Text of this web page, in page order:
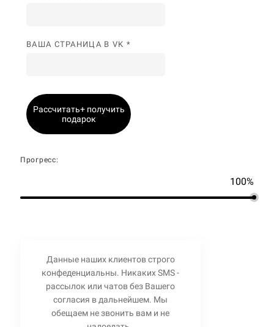
ВАША СТРАНИЦА В VK *
Рассчитать+ получить
подарок
Прогресс:
100%
Данные наших клиентов строго
конфеденциальны. Никаких SMS -
рассылок или чатов без Вашего
согласия в дальнейшем. Мы
обещаем не звонить вам и не